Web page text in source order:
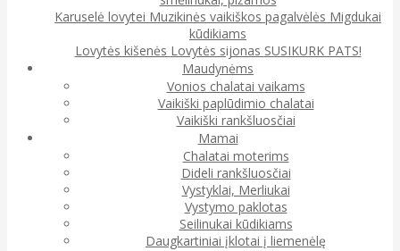
Karuselė lovytei Muzikinės vaikiškos pagalvėlės Migdukai
kūdikiams
Lovytės kišenės Lovytės sijonas SUSIKURK PATS!
Maudynėms
Vonios chalatai vaikams
Vaikiški paplūdimio chalatai
Vaikiški rankšluosčiai
Mamai
Chalatai moterims
Dideli rankšluosčiai
Vystyklai, Merliukai
Vystymo paklotas
Seilinukai kūdikiams
Daugkartiniai įklotai į liemenėlę